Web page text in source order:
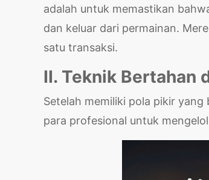
adalah untuk memastikan
dan keluar dari permainan.
satu transaksi.
II. Teknik Bertahan
Setelah memiliki pola pikir
para profesional untuk